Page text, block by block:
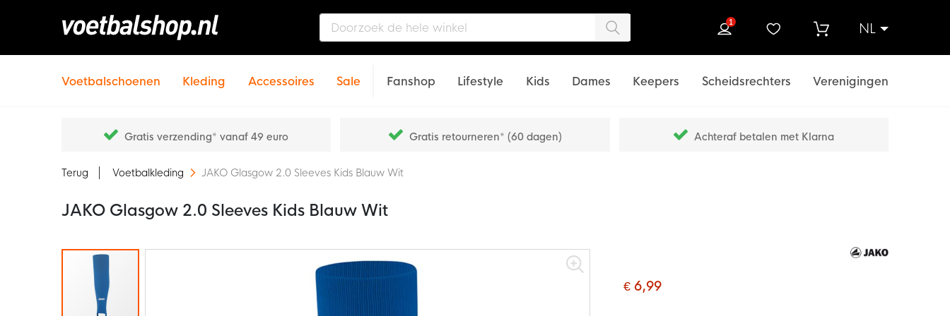
NL
1
Voetbalschoenen Kleding Accessoires Sale Fanshop Lifestyle Kids Dames Keepers Scheidsrechters Verenigingen
Gratis verzending* vanaf 49 euro Gratis retourneren* (60 dagen) Achteraf betalen met Klarna
Terug Voetbalkleding JAKO Glasgow 2.0 Sleeves Kids Blauw Wit
JAKO Glasgow 2.0 Sleeves Kids Blauw Wit
Ga
€ 6,99